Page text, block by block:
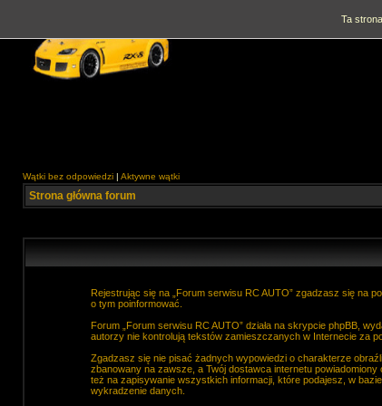
Wątki bez odpowiedzi | Aktywne wątki
Strona główna forum
Rejestrując się na „Forum serwisu RC AUTO” zgadzasz się na
o tym poinformować.
Forum „Forum serwisu RC AUTO” działa na skrypcie phpBB,
autorzy nie kontrolują tekstów zamieszczanych w Internecie za
Zgadzasz się nie pisać żadnych wypowiedzi o charakterze
zbanowany na zawsze, a Twój dostawca internetu
też na zapisywanie wszystkich informacji, które podajesz, w
wykradzenie danych.
Ta